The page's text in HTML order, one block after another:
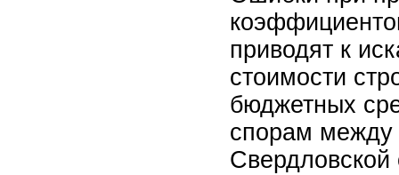
приводят к
стоимости
бюджетных
спорам между
Свердловской